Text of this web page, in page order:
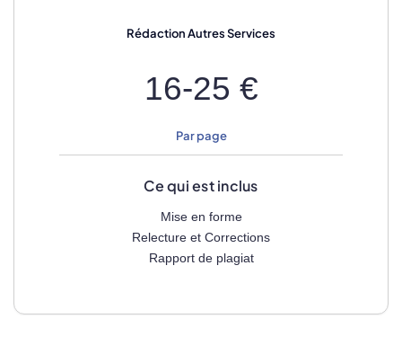
RédactionAutres Services
16-25 €
Par page
Ce qui est inclus
Mise en forme
Relecture et Corrections
Rapport de plagiat